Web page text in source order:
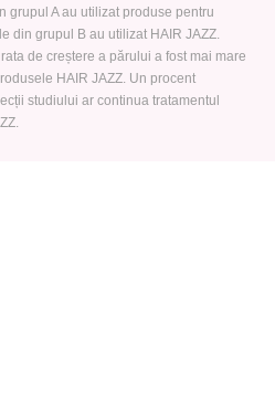
grupul A au utilizat produse pentru
din grupul B au utilizat HAIR JAZZ.
de creștere a părului a fost mai mare
HAIR JAZZ. Un procent
studiului ar continua tratamentul